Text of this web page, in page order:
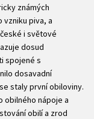
známých
vzniku piva, a
i světové
dosud
spojené s
dosavadní
staly první obiloviny.
obilného nápoje a
obilí a zrod